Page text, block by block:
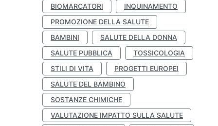
BIOMARCATORI
INQUINAMENTO
PROMOZIONE DELLA SALUTE
BAMBINI
SALUTE DELLA DONNA
SALUTE PUBBLICA
TOSSICOLOGIA
STILI DI VITA
PROGETTI EUROPEI
SALUTE DEL BAMBINO
SOSTANZE CHIMICHE
VALUTAZIONE IMPATTO SULLA SALUTE